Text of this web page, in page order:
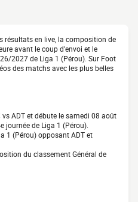
résultats en live, la composition de
avant le coup d'envoi et le
2027 de Liga 1 (Pérou). Sur Foot
des matchs avec les plus belles
ADT et débute le samedi 08 août
journée de Liga 1 (Pérou).
1 (Pérou) opposant ADT et
du classement Général de